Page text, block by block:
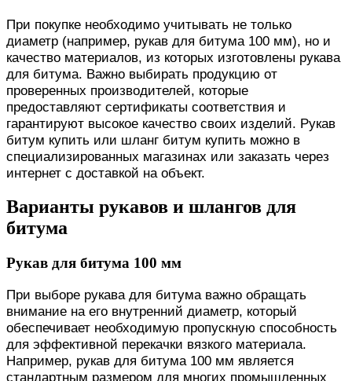
При покупке необходимо учитывать не только
диаметр (например, рукав для битума 100 мм), но и
качество материалов, из которых изготовлены рукава
для битума. Важно выбирать продукцию от
проверенных производителей, которые
предоставляют сертификаты соответствия и
гарантируют высокое качество своих изделий. Рукав
битум купить или шланг битум купить можно в
специализированных магазинах или заказать через
интернет с доставкой на объект.
Варианты рукавов и шлангов для
битума
Рукав для битума 100 мм
При выборе рукава для битума важно обращать
внимание на его внутренний диаметр, который
обеспечивает необходимую пропускную способность
для эффективной перекачки вязкого материала.
Например, рукав для битума 100 мм является
стандартным размером для многих промышленных